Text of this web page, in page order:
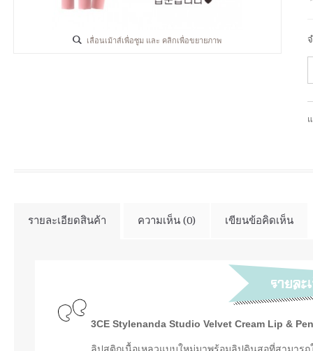
เลื่อนเม้าส์เพื่อซูม และ คลิกเพื่อขยายภาพ
รายละเอียดสินค้า ความเห็น (0) เขียนข้อคิดเห็น
3CE Stylenanda Studio Velvet Cream Lip &
ลิปสติกเนื้อเหลวแบบใหม่มาพร้อมลิปดินสอที่สามาร